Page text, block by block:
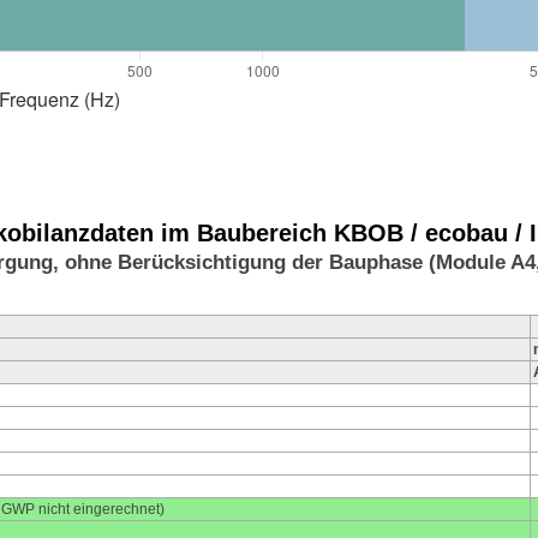
im Baubereich KBOB / ecobau /
ohne Berücksichtigung der Bauphase (Module
(PE_NRE_pro)
nicht eingerechnet)